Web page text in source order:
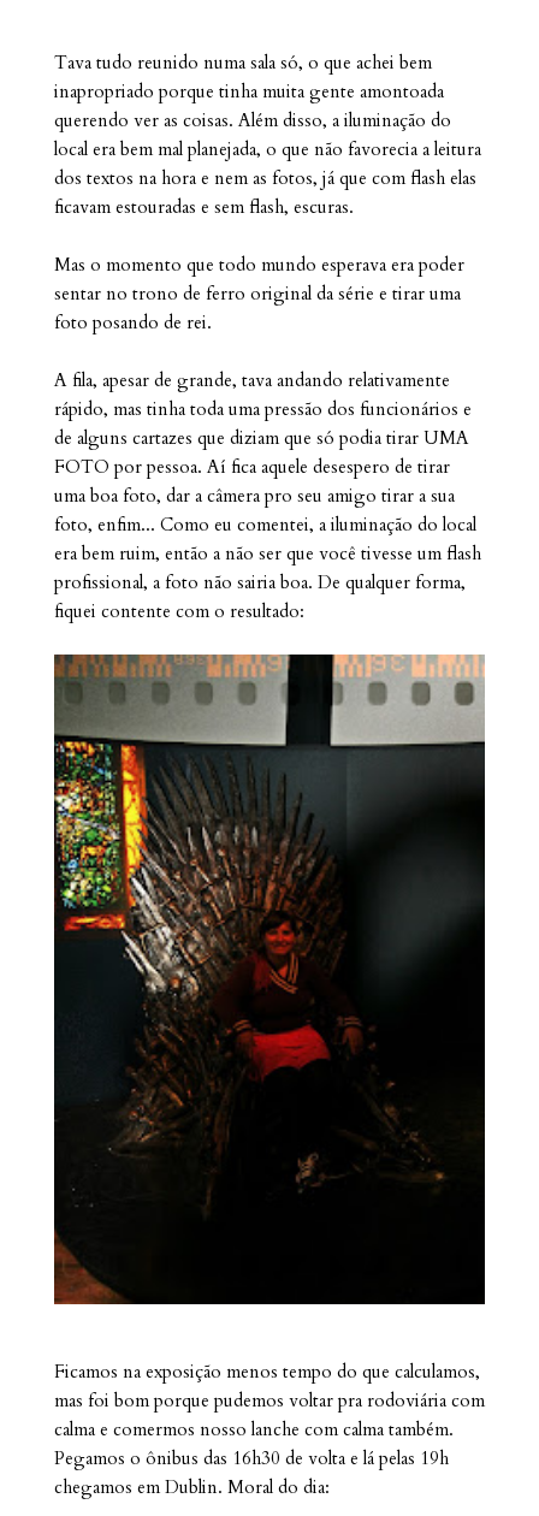
Tava tudo reunido numa sala só, o que achei bem
inapropriado porque tinha muita gente amontoada
querendo ver as coisas. Além disso, a iluminação do
local era bem mal planejada, o que não favorecia a leitura
dos textos na hora e nem as fotos, já que com flash elas
ficavam estouradas e sem flash, escuras.
Mas o momento que todo mundo esperava era poder
sentar no trono de ferro original da série e tirar uma
foto posando de rei.
A fila, apesar de grande, tava andando relativamente
rápido, mas tinha toda uma pressão dos funcionários e
de alguns cartazes que diziam que só podia tirar UMA
FOTO por pessoa. Aí fica aquele desespero de tirar
uma boa foto, dar a câmera pro seu amigo tirar a sua
foto, enfim... Como eu comentei, a iluminação do local
era bem ruim, então a não ser que você tivesse um flash
profissional, a foto não sairia boa. De qualquer forma,
fiquei contente com o resultado:
Ficamos na exposição menos tempo do que calculamos,
mas foi bom porque pudemos voltar pra rodoviária com
calma e comermos nosso lanche com calma também.
Pegamos o ônibus das 16h30 de volta e lá pelas 19h
chegamos em Dublin. Moral do dia: